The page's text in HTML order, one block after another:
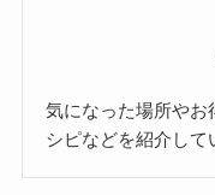
気になった場所やお
シピなどを紹介して